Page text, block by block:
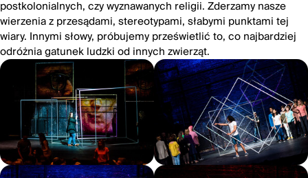
postkolonialnych, czy wyznawanych religii. Zderzamy nasze
wierzenia z przesądami, stereotypami, słabymi punktami tej
wiary. Innymi słowy, próbujemy prześwietlić to, co najbardziej
odróżnia gatunek ludzki od innych zwierząt.